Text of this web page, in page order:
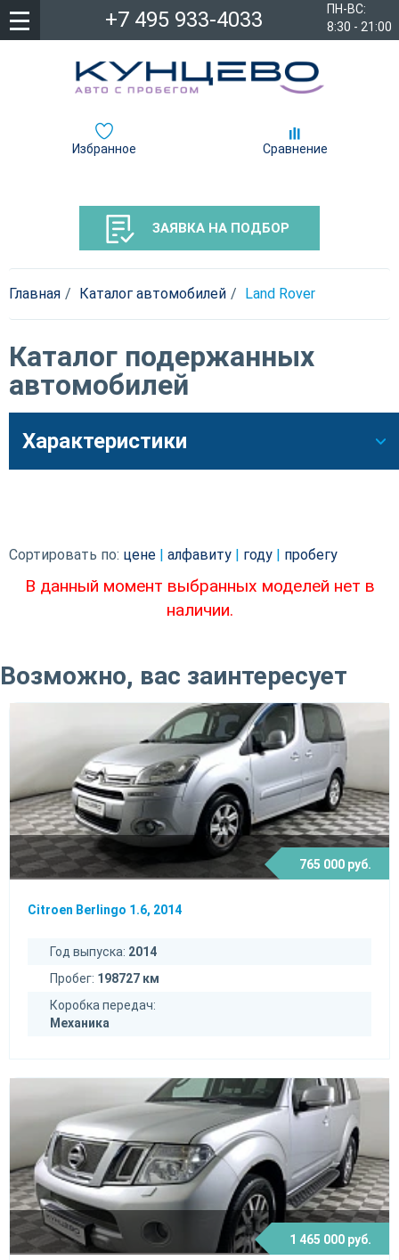
ПН-ВС:
8:30 - 21:00
+7 495 933-4033
Избранное Сравнение
ЗАЯВКА НА ПОДБОР
Главная Каталог автомобилей Land Rover
Каталог подержанных
автомобилей
Характеристики
Сортировать по: цене алфавиту году пробегу
В данный момент выбранных моделей нет в
наличии.
Возможно, вас заинтересует
765 000 руб.
Citroen Berlingo 1.6, 2014
Год выпуска: 2014
Пробег: 198727 км
Коробка передач:
Механика
1 465 000 руб.